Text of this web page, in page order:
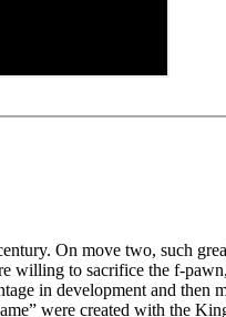
On move two, such
willing to sacrifice the f-
in development and then
were created with the